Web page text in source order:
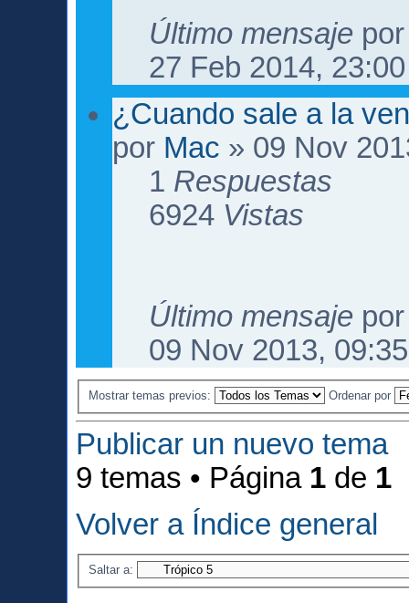
Último mensaje
27 Feb 2014, 23:00
¿Cuando sale a la
por Mac » 09 Nov
1 Respuestas
6924 Vistas
Último mensaje
09 Nov 2013, 09:35
Mostrar temas previos: Ordenar por
Publicar un nuevo tema
9 temas • Página 1 de 1
Volver a Índice general
Saltar a: